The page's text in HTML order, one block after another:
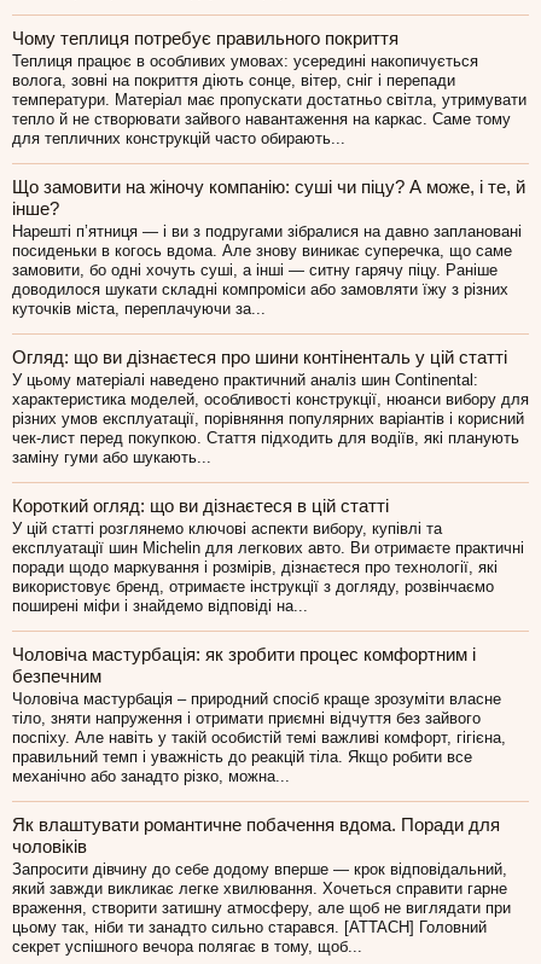
Чому теплиця потребує правильного покриття
Теплиця працює в особливих умовах: усередині накопичується
волога, зовні на покриття діють сонце, вітер, сніг і перепади
температури. Матеріал має пропускати достатньо світла, утримувати
тепло й не створювати зайвого навантаження на каркас. Саме тому
для тепличних конструкцій часто обирають...
Що замовити на жіночу компанію: суші чи піцу? А може, і те, й
інше?
Нарешті п’ятниця — і ви з подругами зібралися на давно заплановані
посиденьки в когось вдома. Але знову виникає суперечка, що саме
замовити, бо одні хочуть суші, а інші — ситну гарячу піцу. Раніше
доводилося шукати складні компроміси або замовляти їжу з різних
куточків міста, переплачуючи за...
Огляд: що ви дізнаєтеся про шини контіненталь у цій статті
У цьому матеріалі наведено практичний аналіз шин Continental:
характеристика моделей, особливості конструкції, нюанси вибору для
різних умов експлуатації, порівняння популярних варіантів і корисний
чек-лист перед покупкою. Стаття підходить для водіїв, які планують
заміну гуми або шукають...
Короткий огляд: що ви дізнаєтеся в цій статті
У цій статті розглянемо ключові аспекти вибору, купівлі та
експлуатації шин Michelin для легкових авто. Ви отримаєте практичні
поради щодо маркування і розмірів, дізнаєтеся про технології, які
використовує бренд, отримаєте інструкції з догляду, розвінчаємо
поширені міфи і знайдемо відповіді на...
Чоловіча мастурбація: як зробити процес комфортним і
безпечним
Чоловіча мастурбація – природний спосіб краще зрозуміти власне
тіло, зняти напруження і отримати приємні відчуття без зайвого
поспіху. Але навіть у такій особистій темі важливі комфорт, гігієна,
правильний темп і уважність до реакцій тіла. Якщо робити все
механічно або занадто різко, можна...
Як влаштувати романтичне побачення вдома. Поради для
чоловіків
Запросити дівчину до себе додому вперше — крок відповідальний,
який завжди викликає легке хвилювання. Хочеться справити гарне
враження, створити затишну атмосферу, але щоб не виглядати при
цьому так, ніби ти занадто сильно старався. [ATTACH] Головний
секрет успішного вечора полягає в тому, щоб...